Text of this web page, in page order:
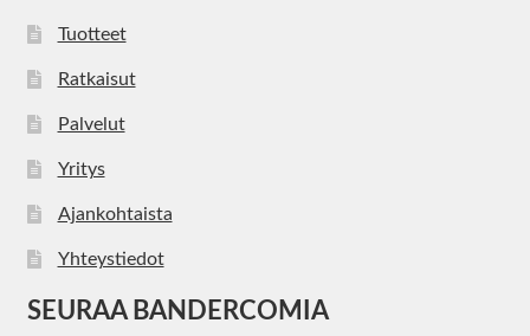
Tuotteet
Ratkaisut
Palvelut
Yritys
Ajankohtaista
Yhteystiedot
SEURAA BANDERCOMIA